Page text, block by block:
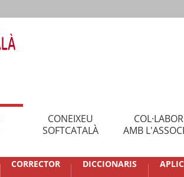
CONEIXEU
SOFTCATALÀ
AMB
CORRECTOR DICCIONARIS